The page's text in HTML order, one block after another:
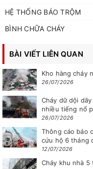
HỆ THỐNG BÁO TRỘM
BÌNH CHỮA CHÁY
BÀI VIẾT LIÊN QUAN
Kho hàng cháy
26/07/2026
Cháy dữ dội
nhiều tiếng nổ
26/07/2026
Thông cáo báo
cứu hộ 6 tháng
12/07/2026
Cháy khu nhà 5